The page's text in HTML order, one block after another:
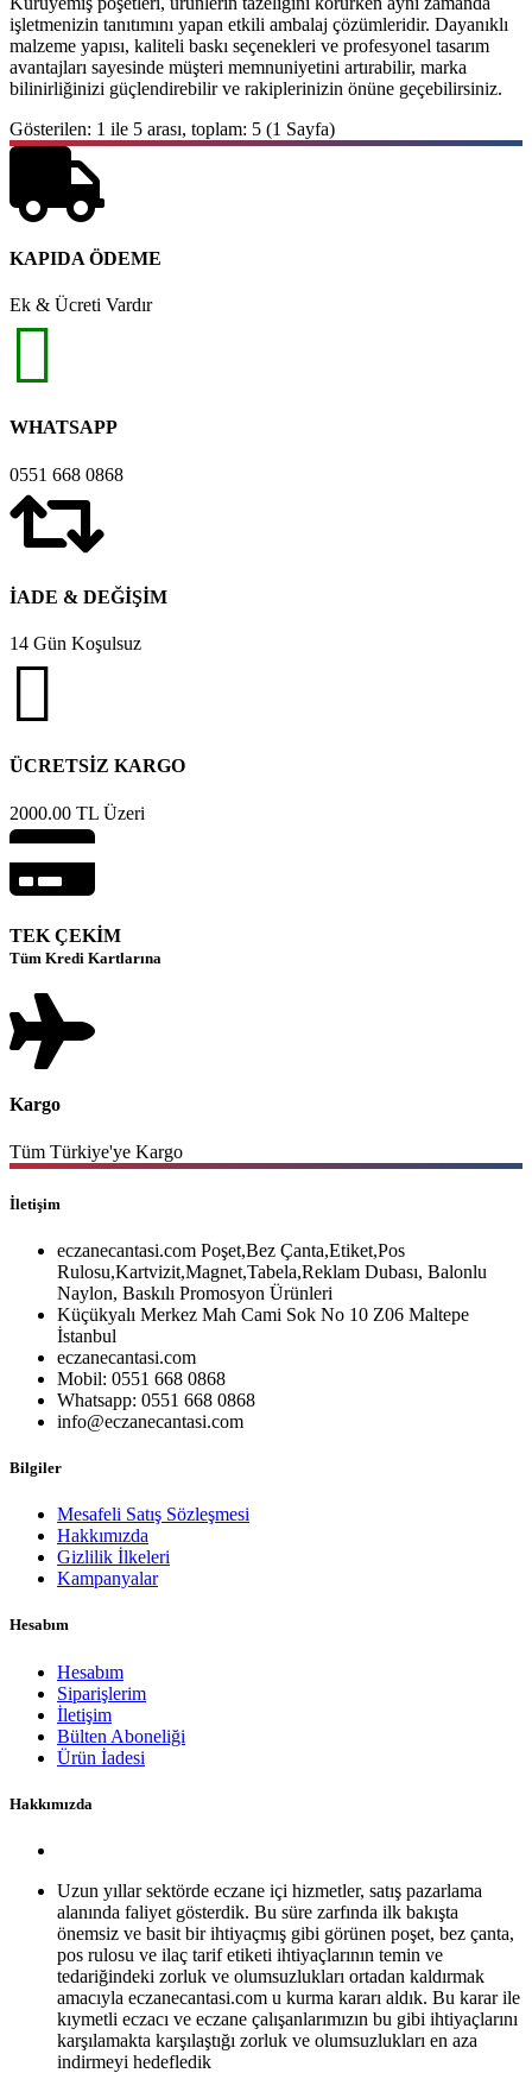
işletmenizin tanıtımını yapan etkili ambalaj çözümleridir. Dayanıklı
malzeme yapısı, kaliteli baskı seçenekleri ve profesyonel tasarım
avantajları sayesinde müşteri memnuniyetini artırabilir, marka
bilinirliğinizi güçlendirebilir ve rakiplerinizin önüne geçebilirsiniz.
Gösterilen: 1 ile 5 arası, toplam: 5 (1 Sayfa)
KAPIDA ÖDEME
Ek & Ücreti Vardır
WHATSAPP
0551 668 0868
İADE & DEĞİŞİM
14 Gün Koşulsuz
ÜCRETSİZ KARGO
2000.00 TL Üzeri
TEK ÇEKİM
Tüm Kredi Kartlarına
Kargo
Tüm Türkiye'ye Kargo
İletişim
eczanecantasi.com Poşet,Bez Çanta,Etiket,Pos
Rulosu,Kartvizit,Magnet,Tabela,Reklam Dubası, Balonlu
Naylon, Baskılı Promosyon Ürünleri
Küçükyalı Merkez Mah Cami Sok No 10 Z06 Maltepe
İstanbul
eczanecantasi.com
Mobil: 0551 668 0868
Whatsapp: 0551 668 0868
info@eczanecantasi.com
Bilgiler
Mesafeli Satış Sözleşmesi
Hakkımızda
Gizlilik İlkeleri
Kampanyalar
Hesabım
Hesabım
Siparişlerim
İletişim
Bülten Aboneliği
Ürün İadesi
Hakkımızda
Uzun yıllar sektörde eczane içi hizmetler, satış pazarlama
alanında faliyet gösterdik. Bu süre zarfında ilk bakışta
önemsiz ve basit bir ihtiyaçmış gibi görünen poşet, bez çanta,
pos rulosu ve ilaç tarif etiketi ihtiyaçlarının temin ve
tedariğindeki zorluk ve olumsuzlukları ortadan kaldırmak
amacıyla eczanecantasi.com u kurma kararı aldık. Bu karar ile
kıymetli eczacı ve eczane çalışanlarımızın bu gibi ihtiyaçlarını
karşılamakta karşılaştığı zorluk ve olumsuzlukları en aza
indirmeyi hedefledik